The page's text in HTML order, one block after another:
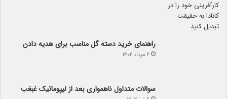
راهنمای خرید دسته گل مناسب برای هدیه دادن
۲ مرداد ۱۴۰۲
سوالات متداول ناهمواری بعد از لیپوماتیک غبغب
۵ تیر ۱۴۰۲